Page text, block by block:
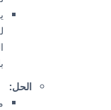
الحل: